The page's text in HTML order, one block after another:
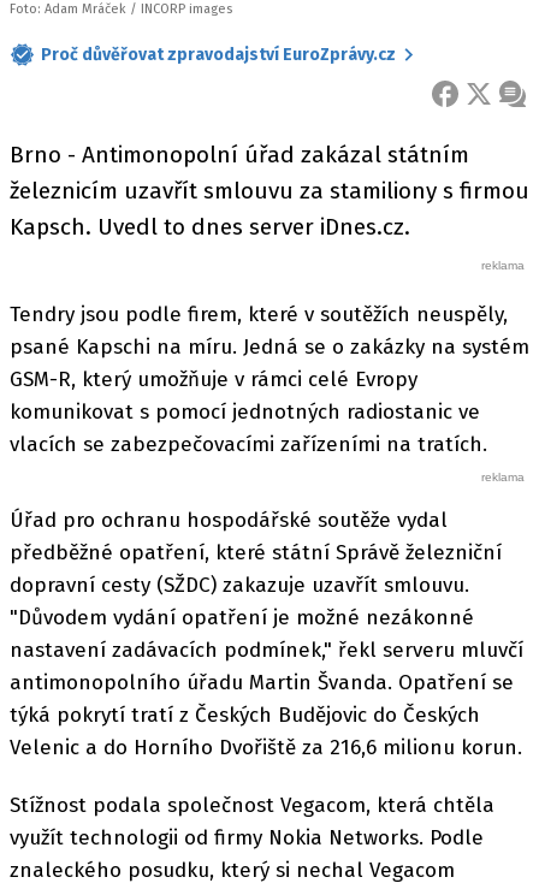
Foto: Adam Mráček / INCORP images
Proč důvěřovat zpravodajství EuroZprávy.cz
FACEBOOK
X
Brno - Antimonopolní úřad zakázal státním
železnicím uzavřít smlouvu za stamiliony s firmou
Kapsch. Uvedl to dnes server iDnes.cz.
Tendry jsou podle firem, které v soutěžích neuspěly,
psané Kapschi na míru. Jedná se o zakázky na systém
GSM-R, který umožňuje v rámci celé Evropy
komunikovat s pomocí jednotných radiostanic ve
vlacích se zabezpečovacími zařízeními na tratích.
Úřad pro ochranu hospodářské soutěže vydal
předběžné opatření, které státní Správě železniční
dopravní cesty (SŽDC) zakazuje uzavřít smlouvu.
"Důvodem vydání opatření je možné nezákonné
nastavení zadávacích podmínek," řekl serveru mluvčí
antimonopolního úřadu Martin Švanda. Opatření se
týká pokrytí tratí z Českých Budějovic do Českých
Velenic a do Horního Dvořiště za 216,6 milionu korun.
Stížnost podala společnost Vegacom, která chtěla
využít technologii od firmy Nokia Networks. Podle
znaleckého posudku, který si nechal Vegacom